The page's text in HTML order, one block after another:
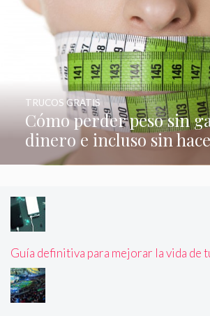
Cómo perder peso sin
dinero e incluso sin
TRUCOS GRATIS
Guía definitiva para mejorar la vida de